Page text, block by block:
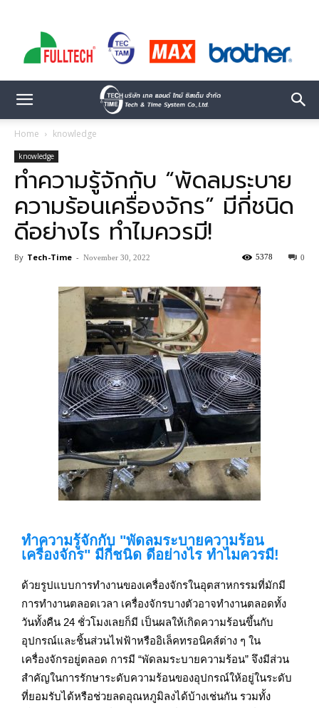
Home knowledge
knowledge
ทำความรู้จักกับ “พัดลมระบาย
ความร้อนเครื่องจักร” มีกี่ชนิด
ดีอย่างไร ทำไมควรมี!
By Tech-Time - November 30, 2022 0
5378
ทำความรู้จักกับ "พัดลมระบายความร้อน
เครื่องจักร" มีกี่ชนิด ดีอย่างไร ทำไมควรมี!
ด้วยรูปแบบการทำงานของเครื่องจักรในอุตสาหกรรมที่มักมี
การทำงานตลอดเวลา เครื่องจักรบางตัวอาจทำงานตลอดทั้ง
วันทั้งคืน 24 ชั่วโมงเลยก็มี เป็นผลให้เกิดความร้อนขึ้นกับ
อุปกรณ์และชิ้นส่วนไฟฟ้าหรืออิเล็คทรอนิคส์ต่าง ๆ ใน
เครื่องจักรอยู่ตลอด การมี “พัดลมระบายความร้อน” จึงมีส่วน
สำคัญในการรักษาระดับความร้อนของอุปกรณ์ให้อยู่ในระดับ
ที่ยอมรับได้หรือช่วยลดอุณหภูมิลงได้บ้างเช่นกัน รวมทั้ง